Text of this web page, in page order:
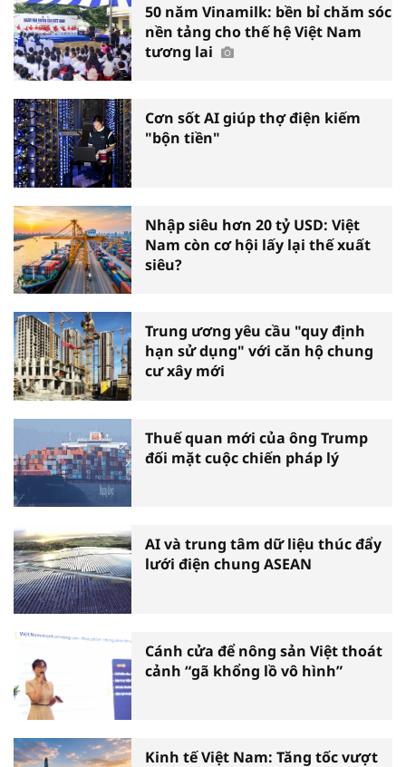
50 năm Vinamilk: bền bỉ chăm sóc
nền tảng cho thế hệ Việt Nam
tương lai
Cơn sốt AI giúp thợ điện kiếm
"bộn tiền"
Nhập siêu hơn 20 tỷ USD: Việt
Nam còn cơ hội lấy lại thế xuất
siêu?
Trung ương yêu cầu "quy định
hạn sử dụng" với căn hộ chung
cư xây mới
Thuế quan mới của ông Trump
đối mặt cuộc chiến pháp lý
AI và trung tâm dữ liệu thúc đẩy
lưới điện chung ASEAN
Cánh cửa để nông sản Việt thoát
cảnh “gã khổng lồ vô hình”
Kinh tế Việt Nam: Tăng tốc vượt